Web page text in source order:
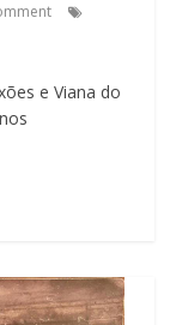
e Viana do